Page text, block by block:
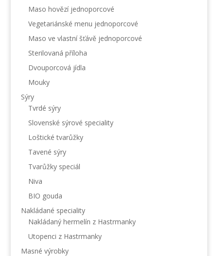
Maso hovězí jednoporcové
Vegetariánské menu jednoporcové
Maso ve vlastní šťávě jednoporcové
Sterilovaná příloha
Dvouporcová jídla
Mouky
Sýry
Tvrdé sýry
Slovenské sýrové speciality
Loštické tvarůžky
Tavené sýry
Tvarůžky speciál
Niva
BIO gouda
Nakládané speciality
Nakládaný hermelín z Hastrmanky
Utopenci z Hastrmanky
Masné výrobky